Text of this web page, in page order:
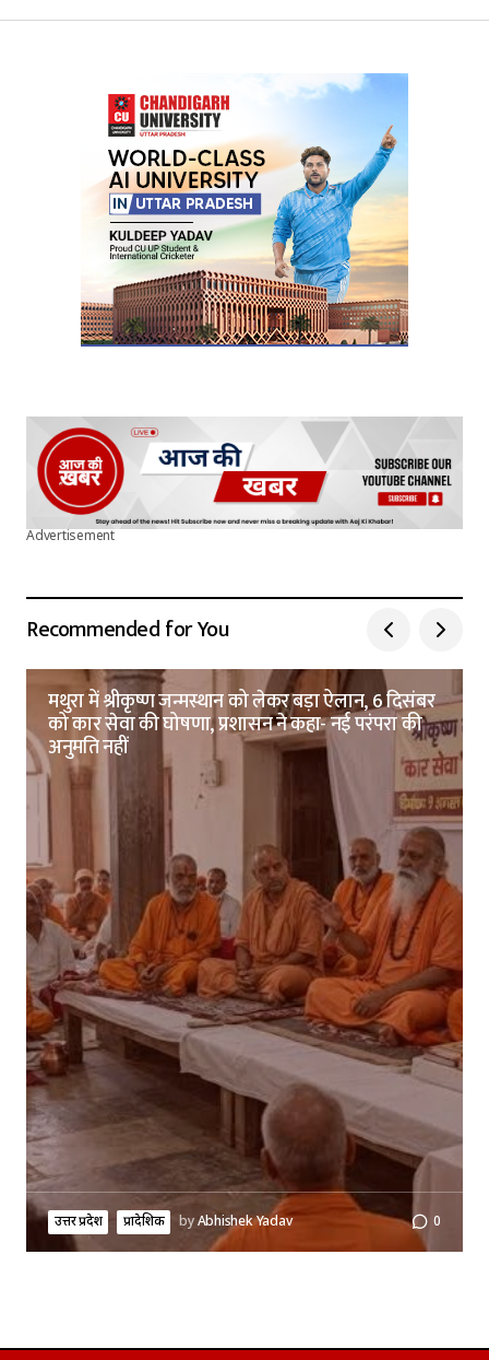
Your E-mail*
Submit Comment
Advertisement
Recommended for You
मथुरा में श्रीकृष्ण जन्मस्थान को लेकर बड़ा ऐलान, 6 दिसंबर
को कार सेवा की घोषणा, प्रशासन ने कहा- नई परंपरा की
अनुमति नहीं
उत्तर प्रदेश प्रादेशिक byAbhishek Yadav 0